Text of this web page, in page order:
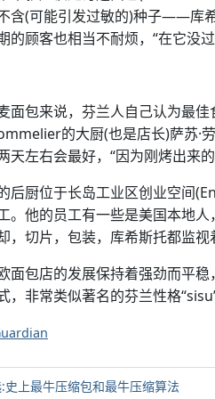
含(可能引发过敏的)种子——库
的顾客也相当不耐烦，“在它没
面包来说，芬兰人自己认为最
的大厨(也是店长)萨苏·
天左右会最好，“因为刚烤出来
后厨位于长岛工业区创业空间
。他的员工有一些是美国本地
，切片，包装，库希斯托都监视
面包店的发展保持着强劲而平
，非常类似著名的芬兰性格
上最牛压缩包和最牛压缩算法